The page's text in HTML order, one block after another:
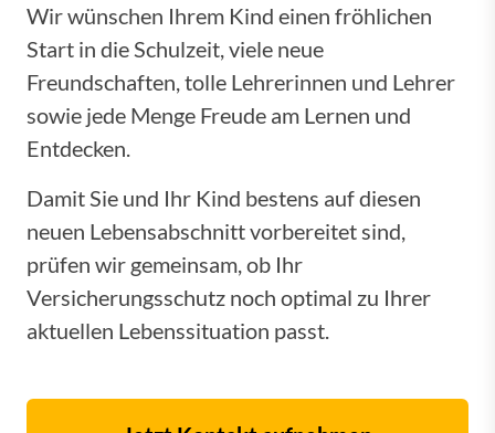
Wir wünschen Ihrem Kind einen fröhlichen
Start in die Schulzeit, viele neue
Freundschaften, tolle Lehrerinnen und Lehrer
sowie jede Menge Freude am Lernen und
Entdecken.
Damit Sie und Ihr Kind bestens auf diesen
neuen Lebensabschnitt vorbereitet sind,
prüfen wir gemeinsam, ob Ihr
Versicherungsschutz noch optimal zu Ihrer
aktuellen Lebenssituation passt.